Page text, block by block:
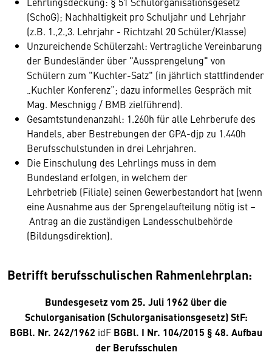
(SchoG); Nachhaltigkeit pro Schuljahr und Lehrjahr
(z.B. 1.,2.,3. Lehrjahr - Richtzahl 20 Schüler/Klasse)
Unzureichende Schülerzahl: Vertragliche Vereinbarung
der Bundesländer über "Aussprengelung" von
Schülern zum "Kuchler-Satz" (in jährlich stattfindender
„Kuchler Konferenz“; dazu informelles Gespräch mit
Mag. Meschnigg / BMB zielführend).
Gesamtstundenanzahl: 1.260h für alle Lehrberufe des
Handels, aber Bestrebungen der GPA-djp zu 1.440h
Berufsschulstunden in drei Lehrjahren.
Die Einschulung des Lehrlings muss in dem
Bundesland erfolgen, in welchem der
Lehrbetrieb (Filiale) seinen Gewerbestandort hat (wenn
eine Ausnahme aus der Sprengelaufteilung nötig ist –
Antrag an die zuständigen Landesschulbehörde
(Bildungsdirektion).
Betrifft berufsschulischen Rahmenlehrplan:
Bundesgesetz vom 25. Juli 1962 über die
Schulorganisation (Schulorganisationsgesetz) StF:
BGBl. Nr. 242/1962 idF BGBl. I Nr. 104/2015 § 48. Aufbau
der Berufsschulen